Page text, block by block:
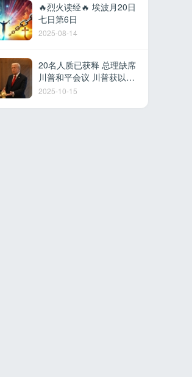
🔥烈火读经🔥 埃波月20日
七日第6日
2025-08-14
20名人质已获释 总理缺席
川普和平会议 川普获以色
列最高荣誉 多国参加沙姆
2025-10-15